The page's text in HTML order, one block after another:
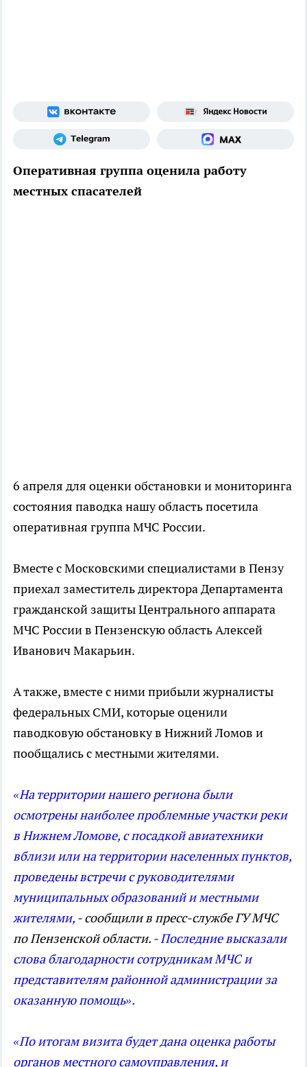
Оперативная группа оценила работу
местных спасателей
6 апреля для оценки обстановки и мониторинга
состояния паводка нашу область посетила
оперативная группа МЧС России.
Вместе с Московскими специалистами в Пензу
приехал заместитель директора Департамента
гражданской защиты Центрального аппарата
МЧС России в Пензенскую область Алексей
Иванович Макарьин.
А также, вместе с ними прибыли журналисты
федеральных СМИ, которые оценили
паводковую обстановку в Нижний Ломов и
пообщались с местными жителями.
«На территории нашего региона были
осмотрены наиболее проблемные участки реки
в Нижнем Ломове, с посадкой авиатехники
вблизи или на территории населенных пунктов,
проведены встречи с руководителями
муниципальных образований и местными
жителями, - сообщили в пресс-службе ГУ МЧС
по Пензенской области. -Последние высказали
слова благодарности сотрудникам МЧС и
представителям районной администрации за
оказанную помощь».
«По итогам визита будет дана оценка работы
органов местного самоуправления, и